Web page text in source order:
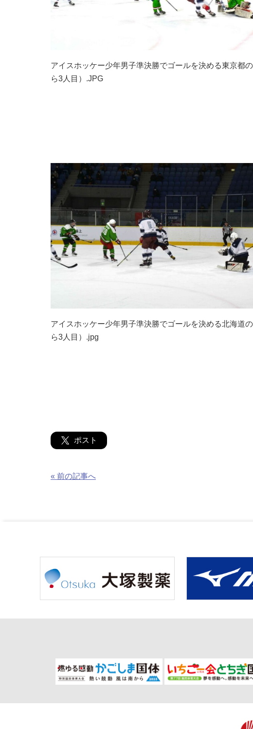
ライブ配信
全配信日程
1月
28日(日) 29日(月) 30日(火)
3日(土) 21日(水) 22日(木)
アイスホッケー少年男子準決勝でゴールを決める東京都
ら3人目）.JPG
アイスホッケー少年男子準決勝でゴールを決める北海道
ら3人目）.jpg
ポスト
« 前の記事へ